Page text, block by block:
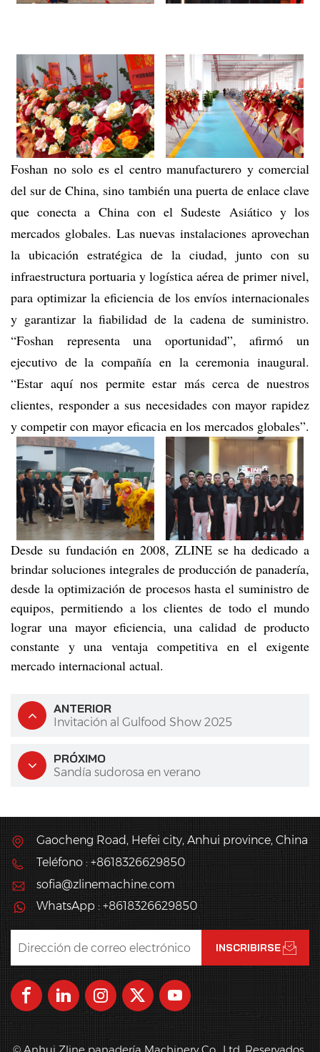
Foshan no solo es el centro manufacturero y comercial
del sur de China, sino también una puerta de enlace clave
que conecta a China con el Sudeste Asiático y los
mercados globales. Las nuevas instalaciones aprovechan
la ubicación estratégica de la ciudad, junto con su
infraestructura portuaria y logística aérea de primer nivel,
para optimizar la eficiencia de los envíos internacionales
y garantizar la fiabilidad de la cadena de suministro.
“Foshan representa una oportunidad”, afirmó un
ejecutivo de la compañía en la ceremonia inaugural.
“Estar aquí nos permite estar más cerca de nuestros
clientes, responder a sus necesidades con mayor rapidez
y competir con mayor eficacia en los mercados globales”.
Desde su fundación en 2008, ZLINE se ha dedicado a
brindar soluciones integrales de producción de panadería,
desde la optimización de procesos hasta el suministro de
equipos, permitiendo a los clientes de todo el mundo
lograr una mayor eficiencia, una calidad de producto
constante y una ventaja competitiva en el exigente
mercado internacional actual.
ANTERIOR
Invitación al Gulfood Show 2025
PRÓXIMO
Sandía sudorosa en verano
Gaocheng Road, Hefei city, Anhui province, China
Teléfono : +8618326629850
sofia@zlinemachine.com
WhatsApp : +8618326629850